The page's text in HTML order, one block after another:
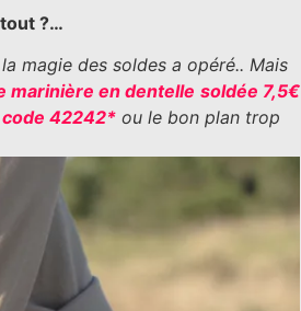
tout ?…
magie des soldes a opéré.. Mais
marinière en dentelle soldée 7,5€
42242* ou le bon plan trop